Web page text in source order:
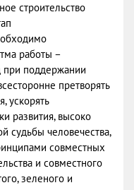
строительство
работы –
при поддержании
претворять
ускорять
развития, высоко
судьбы человечества,
совместных
и совместного
зеленого и